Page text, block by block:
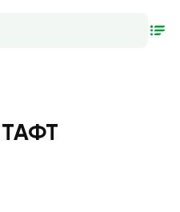
ТАФТ